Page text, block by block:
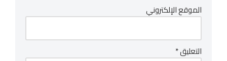
الموقع الإلكتروني
التعليق*